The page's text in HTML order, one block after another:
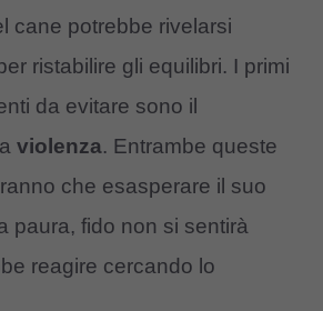
cane potrebbe rivelarsi
ristabilire gli equilibri. I primi
da evitare sono il
violenza. Entrambe queste
che esasperare il suo
paura, fido non si sentirà
reagire cercando lo